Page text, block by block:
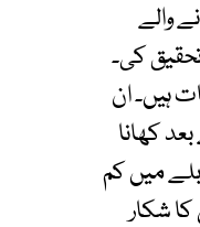
والے
کی۔
ہیں۔ ان
کھانا
میں کم
شکار